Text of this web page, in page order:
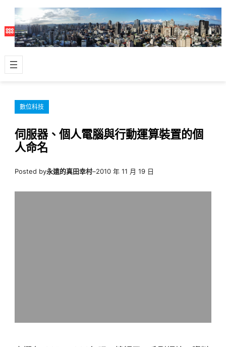
主
容
數位科技
伺服器、個人電腦與行動運算裝置的個
人命名
Posted by永遠的真田幸村–2010 年 11 月 19 日